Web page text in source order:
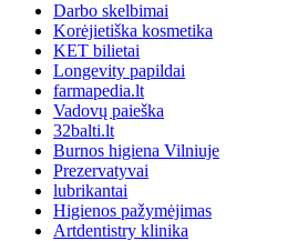
Darbo skelbimai
Korėjietiška kosmetika
KET bilietai
Longevity papildai
farmapedia.lt
Vadovų paieška
32balti.lt
Burnos higiena Vilniuje
Prezervatyvai
lubrikantai
Higienos pažymėjimas
Artdentistry klinika